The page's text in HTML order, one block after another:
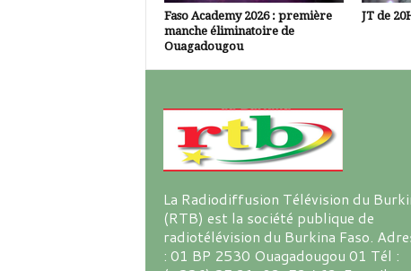
Faso Academy 2026 : première
manche éliminatoire de
Ouagadougou
JT de
La Radiodiffusion Télévision du
(RTB) est la société publique de
radiotélévision du Burkina Faso.
: 01 BP 2530 Ouagadougou 01 Tél :